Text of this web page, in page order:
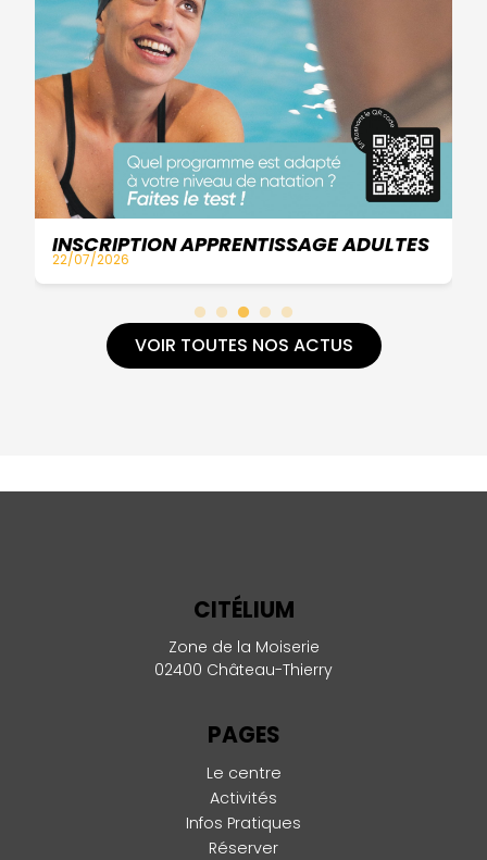
INSCRIPTION APPRENTISSAGE ADULTES
22/07/2026
VOIR TOUTES NOS ACTUS
CITÉLIUM
Zone de la Moiserie
02400 Château-Thierry
PAGES
Le centre
Activités
Infos Pratiques
Réserver